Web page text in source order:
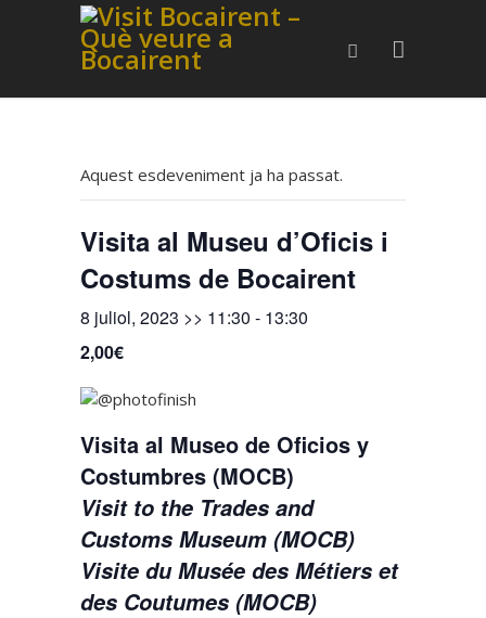
Aquest esdeveniment ja ha passat.
Visita al Museu d’Oficis i
Costums de Bocairent
8 juliol, 2023 >> 11:30 - 13:30
2,00€
Visita al Museo de Oficios y
Costumbres (MOCB)
Visit to the Trades and
Customs Museum (MOCB)
Visite du Musée des Métiers et
des Coutumes (MOCB)